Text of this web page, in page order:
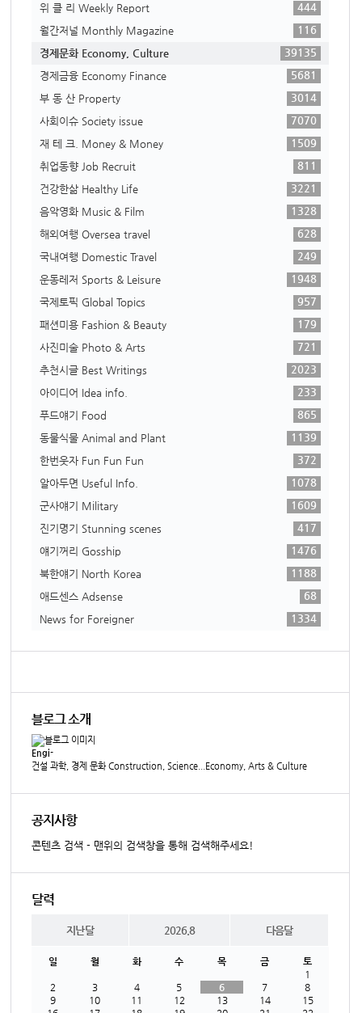
위 클 리 Weekly Report
444
월간저널 Monthly Magazine
116
경제문화 Economy, Culture
39135
경제금융 Economy Finance
5681
부 동 산 Property
3014
사회이슈 Society issue
7070
재 테 크. Money & Money
1509
취업동향 Job Recruit
811
건강한삶 Healthy Life
3221
음악영화 Music & Film
1328
해외여행 Oversea travel
628
국내여행 Domestic Travel
249
운동레저 Sports & Leisure
1948
국제토픽 Global Topics
957
패션미용 Fashion & Beauty
179
사진미술 Photo & Arts
721
추천시글 Best Writings
2023
아이디어 Idea info.
233
푸드얘기 Food
865
동물식물 Animal and Plant
1139
한번웃자 Fun Fun Fun
372
알아두면 Useful Info.
1078
군사얘기 Military
1609
진기명기 Stunning scenes
417
얘기꺼리 Gosship
1476
북한얘기 North Korea
1188
애드센스 Adsense
68
News for Foreigner
1334
블로그 소개
Engi-
건설 과학, 경제 문화 Construction, Science...Economy, Arts & Culture
공지사항
콘텐츠 검색 - 맨위의 검색창을 통해 검색해주세요!
달력
지난달 2026.8 다음달
일 월 화 수 목 금
토
1
2
3 4 5 6 7
8
9
10 11 12 13 14
15